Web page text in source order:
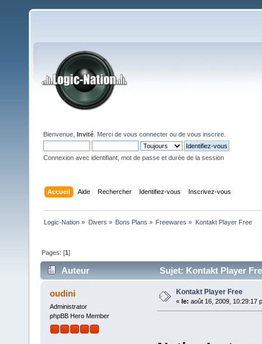
Bienvenue, Invité . Merci de vous connecter ou de vous inscrire
Connexion avec identifiant, mot de passe et durée de la session
Accueil Aide Rechercher Identifiez-vous Inscrivez-vous
Logic-Nation » Divers » Bons Plans » Freewares » Kontakt Player Free
Pages: [1]
Auteur Sujet: Kontakt Player
oudini
Administrator
phpBB Hero Member
Kontakt Player Free
« le: août 16, 2009, 10:29:17